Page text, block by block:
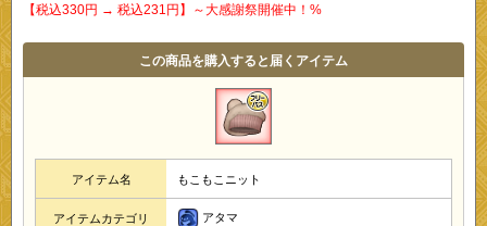
【税込330円 → 税込231円】～大感謝祭開催中！%
この商品を購入すると届くアイテム
アイテム名 もこもこニット
アイテムカテゴリ アタマ